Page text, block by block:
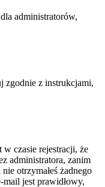
administratorów,
zgodnie z instrukcjami,
w czasie rejestracji, że
administratora, zanim
otrzymałeś żadnego
mail jest prawidłowy,